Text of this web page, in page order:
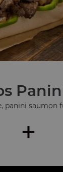
panini saumon
+